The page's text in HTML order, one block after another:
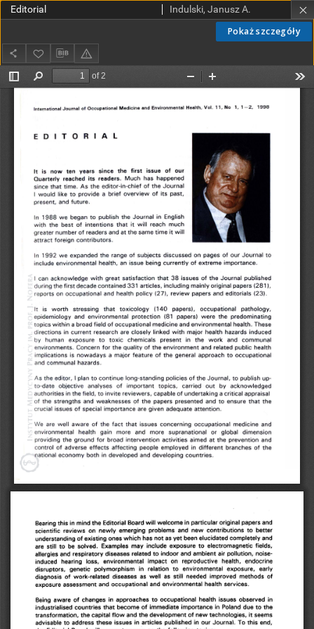
Pokaż szczegóły
Editorial Indulski, Janusz A.